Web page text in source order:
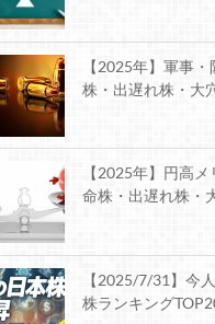
【2025年】軍事
株・出遅れ株・大
【2025年】円高
命株・出遅れ株・
【2025/7/31】今
株ランキング